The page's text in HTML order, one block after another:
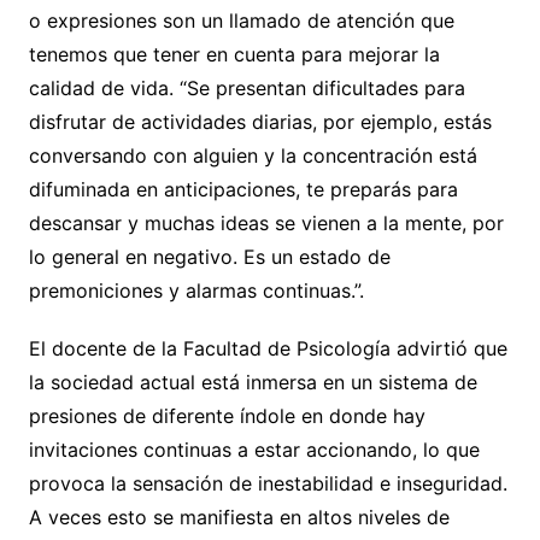
o expresiones son un llamado de atención que
tenemos que tener en cuenta para mejorar la
calidad de vida. “Se presentan dificultades para
disfrutar de actividades diarias, por ejemplo, estás
conversando con alguien y la concentración está
difuminada en anticipaciones, te preparás para
descansar y muchas ideas se vienen a la mente, por
lo general en negativo. Es un estado de
premoniciones y alarmas continuas.”.
El docente de la Facultad de Psicología advirtió que
la sociedad actual está inmersa en un sistema de
presiones de diferente índole en donde hay
invitaciones continuas a estar accionando, lo que
provoca la sensación de inestabilidad e inseguridad.
A veces esto se manifiesta en altos niveles de